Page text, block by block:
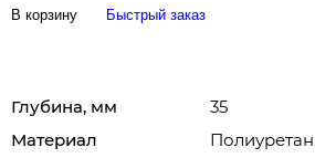
В корзину Быстрый заказ
Глубина, мм
35
Материал
Полиуретан